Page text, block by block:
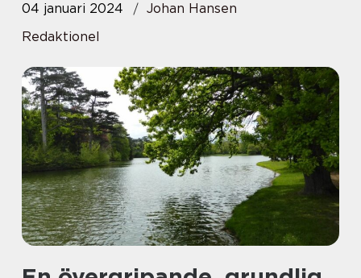
04 januari 2024
Johan Hansen
Redaktionel